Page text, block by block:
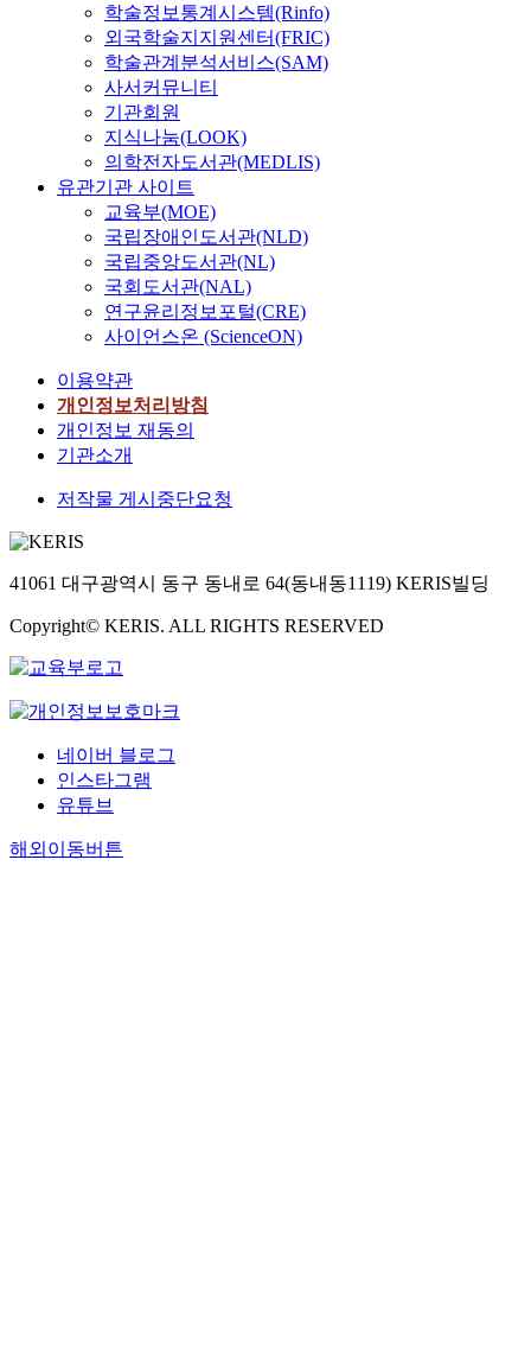
학술정보통계시스템(Rinfo)
외국학술지지원센터(FRIC)
학술관계분석서비스(SAM)
사서커뮤니티
기관회원
지식나눔(LOOK)
의학전자도서관(MEDLIS)
유관기관 사이트
교육부(MOE)
국립장애인도서관(NLD)
국립중앙도서관(NL)
국회도서관(NAL)
연구윤리정보포털(CRE)
사이언스온 (ScienceON)
이용약관
개인정보처리방침
개인정보 재동의
기관소개
저작물 게시중단요청
41061 대구광역시 동구 동내로 64(동내동1119) KERIS빌딩
Copyright© KERIS. ALL RIGHTS RESERVED
네이버 블로그
인스타그램
유튜브
해외이동버튼